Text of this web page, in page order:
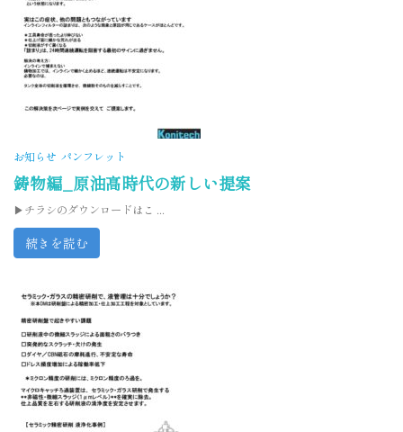
お知らせ パンフレット
鋳物編_原油高時代の新しい提案
▶チラシのダウンロードはこ ...
続きを読む